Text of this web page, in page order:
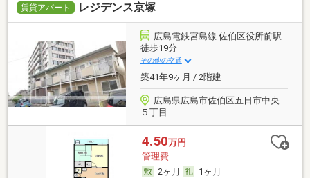
賃貸アパート レジデンス京塚
広島電鉄宮島線 佐伯区役所前駅
徒歩19分
その他の交通
築41年9ヶ月 / 2階建
広島県広島市佐伯区五日市中央
５丁目
4.50万円
管理費-
2ヶ月
1ヶ月